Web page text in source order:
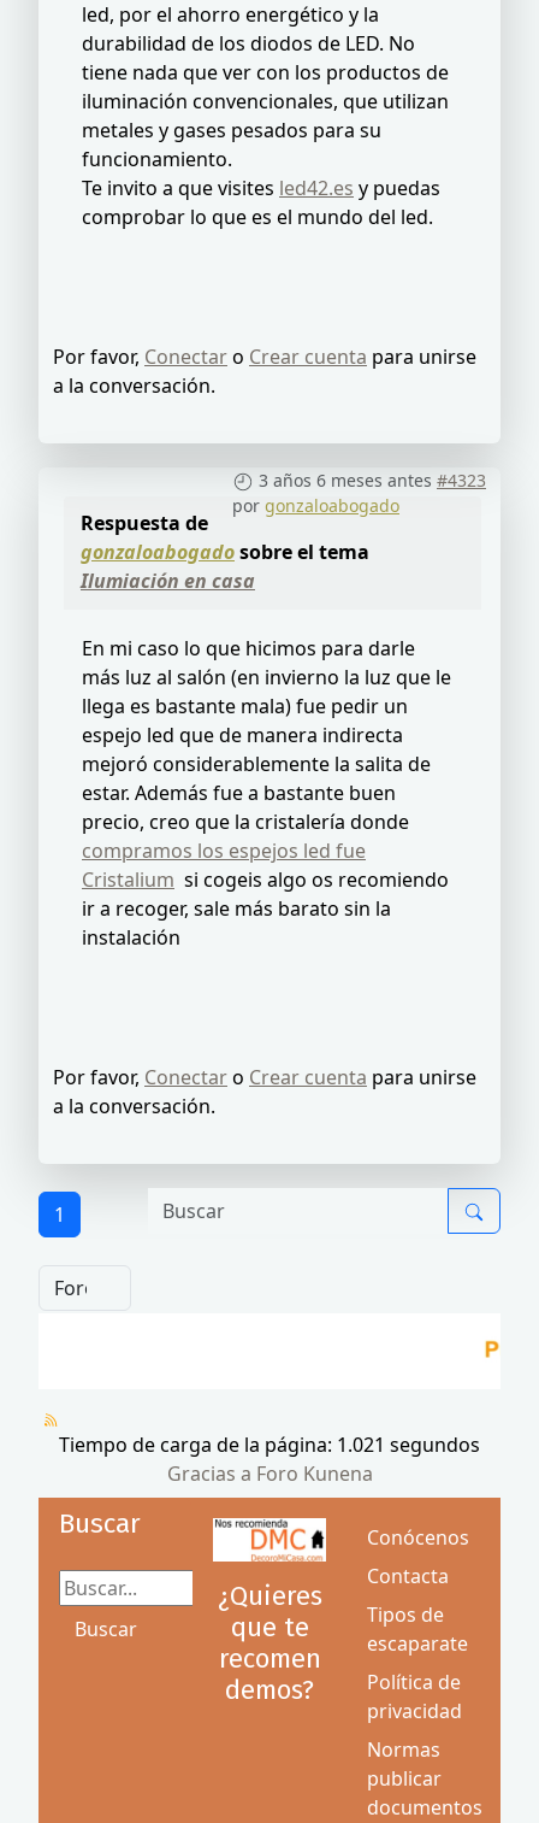
led, por el ahorro energético y la
durabilidad de los diodos de LED. No
tiene nada que ver con los productos de
iluminación convencionales, que utilizan
metales y gases pesados para su
funcionamiento.
Te invito a que visites led42.es y puedas
comprobar lo que es el mundo del led.
Por favor, Conectaro Crear cuenta para unirse
a la conversación.
3 años 6 meses antes #4323
por gonzaloabogado
Respuesta de
gonzaloabogadosobre el tema
Ilumiación en casa
En mi caso lo que hicimos para darle
más luz al salón (en invierno la luz que le
llega es bastante mala) fue pedir un
espejo led que de manera indirecta
mejoró considerablemente la salita de
estar. Además fue a bastante buen
precio, creo que la cristalería donde
compramos los espejos led fue
Cristalium si cogeis algo os recomiendo
ir a recoger, sale más barato sin la
instalación
Por favor, Conectaro Crear cuenta para unirse
a la conversación.
1
Tiempo de carga de la página: 1.021 segundos
Gracias a Foro Kunena
Buscar
Buscar...
Buscar
¿Quieres
que te
recomen
demos?
Conócenos
Contacta
Tipos de
escaparate
Política de
privacidad
Normas
publicar
documentos